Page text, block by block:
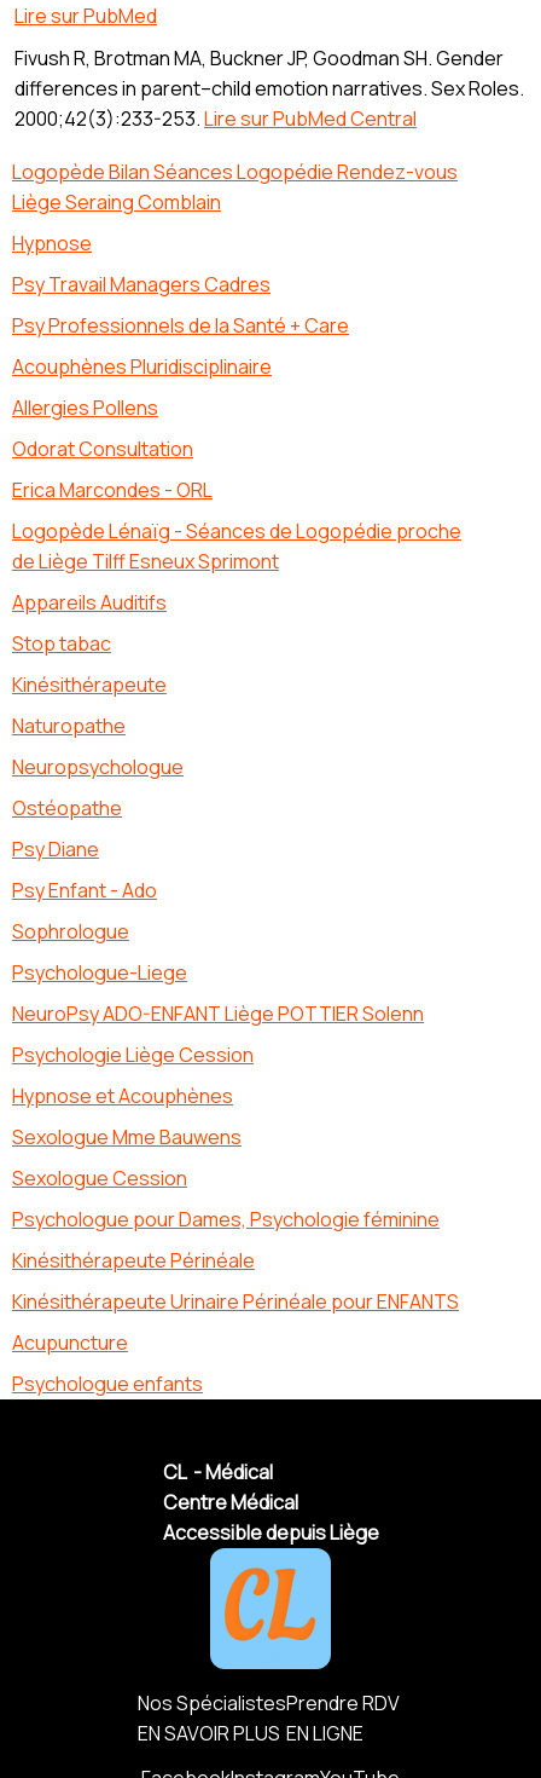
Lire sur PubMed
Fivush R, Brotman MA, Buckner JP, Goodman SH. Gender
differences in parent–child emotion narratives. Sex Roles.
2000;42(3):233-253.Lire sur PubMed Central
Logopède Bilan Séances Logopédie Rendez-vous
Liège Seraing Comblain
Hypnose
Psy Travail Managers Cadres
Psy Professionnels de la Santé + Care
Acouphènes Pluridisciplinaire
Allergies Pollens
Odorat Consultation
Erica Marcondes - ORL
Logopède Lénaïg - Séances de Logopédie proche
de Liège Tilff Esneux Sprimont
Appareils Auditifs
Stop tabac
Kinésithérapeute
Naturopathe
Neuropsychologue
Ostéopathe
Psy Diane
Psy Enfant - Ado
Sophrologue
Psychologue-Liege
NeuroPsy ADO-ENFANT Liège POTTIER Solenn
Psychologie Liège Cession
Hypnose et Acouphènes
Sexologue Mme Bauwens
Sexologue Cession
Psychologue pour Dames, Psychologie féminine
Kinésithérapeute Périnéale
Kinésithérapeute Urinaire Périnéale pour ENFANTS
Acupuncture
Psychologue enfants
CL - Médical
Centre Médical
Accessible depuis Liège
Nos Spécialistes
EN SAVOIR PLUS
Prendre RDV
EN LIGNE